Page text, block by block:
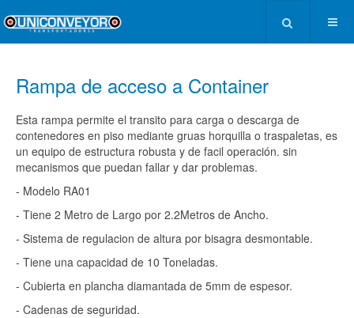
Rampa de acceso a Container
Esta rampa permite el transito para carga o descarga de
contenedores en piso mediante gruas horquilla o traspaletas, es
un equipo de estructura robusta y de facil operación. sin
mecanismos que puedan fallar y dar problemas.
- Modelo RA01
- Tiene 2 Metro de Largo por 2.2Metros de Ancho.
- Sistema de regulacion de altura por bisagra desmontable.
- Tiene una capacidad de 10 Toneladas.
- Cubierta en plancha diamantada de 5mm de espesor.
- Cadenas de seguridad.